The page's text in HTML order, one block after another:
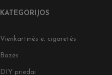
KATEGORIJOS
Vienkartinės e. cigaretės
Bazės
DIY priedai